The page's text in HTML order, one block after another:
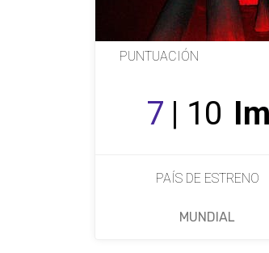
PUNTUACIÓN
7 | 10
PAÍS DE ESTRENO
MUNDIAL